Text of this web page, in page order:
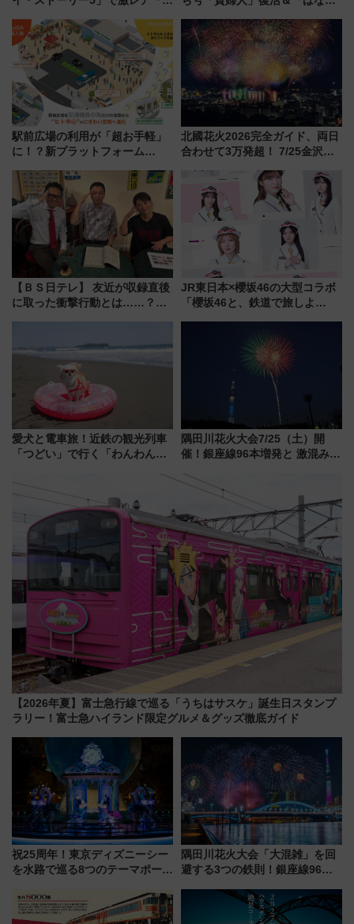
デコレーションも徹底解説
注目観光列車まとめ きっぷの取
り方は？
駅前広場の利用が「超お手軽」
に！？新プラットフォーム
マホで簡単申請 物販や演奏会な
どに【JR東日本】
北國花火2026完全ガイド、両日
合わせて3万発超！ 7/25金沢大
会の日程・アクセス・観覧席ま
とめ（石川県）
【ＢＳ日テレ】 友近が収録直後
に取った衝撃行動とは……？
JR東日本×櫻坂46の大型コラボ
「櫻坂46と、鉄道で旅しよ
愛犬と電車旅！近鉄の観光列車
「つどい」で行く「わんわん列
隅田川花火大会7/25（土）開
催！銀座線96本増発と 激混みの
アクセス攻略法、2万発の花火が
都心の夜に！
【2026年夏】富士急行線で巡る「うちはサスケ」誕生日スタンプ
ラリー！富士急ハイランド限定グルメ＆グッズ徹底ガイド
祝25周年！東京ディズニーシー
を水路で巡る8つのテーマポート
隅田川花火大会「大混雑」を回
避する3つの鉄則！銀座線96本
ツリー駅の規制まとめ 7/25開催